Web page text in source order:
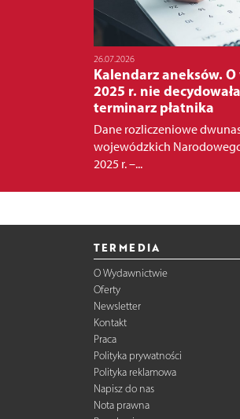
26.07.2026
Kalendarz aneksów.
2025 r. nie
terminarz płatnika
Dane rozliczeniowe
wojewódzkich
2025 r. –...
TERMEDIA
O Wydawnictwie
Oferty
Newsletter
Kontakt
Praca
Polityka prywatności
Polityka reklamowa
Napisz do nas
Nota prawna